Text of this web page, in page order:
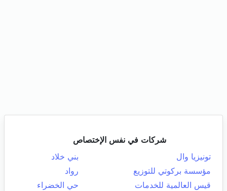
شركات في نفس الإختصاص
تونيزيا وال
بني خلاد
مؤسسة بركوتي للتوزيع
رواد
قيس العالمية للخدمات
حي الخضراء